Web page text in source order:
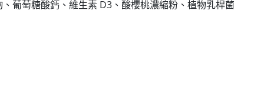
葡萄糖酸鈣、維生素 D3、酸櫻桃濃縮粉、植物乳桿菌